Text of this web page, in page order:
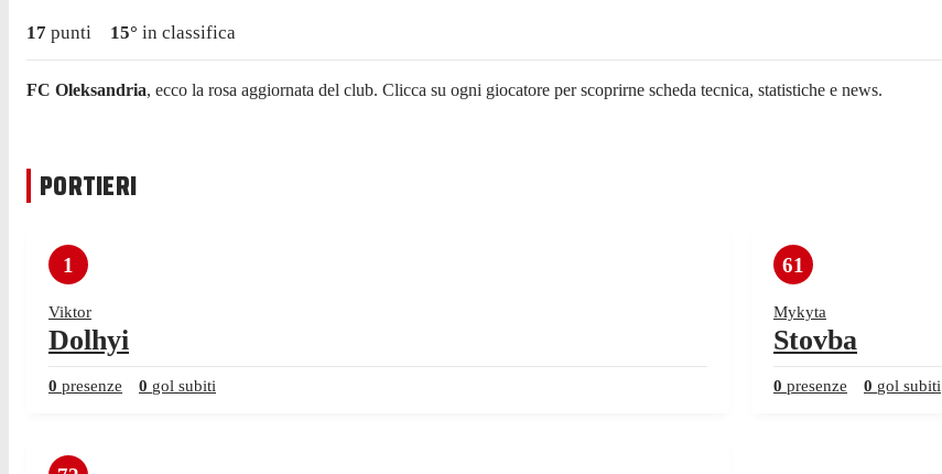
17 punti 15° in classifica
FC Oleksandria, ecco la rosa aggiornata del club. Clicca su ogni giocatore per scoprirne scheda tecnica, statistiche e news.
PORTIERI
1
Viktor
Dolhyi
0 presenze 0 gol subiti
61
Mykyta
Stovba
0 presenze 0 gol subiti